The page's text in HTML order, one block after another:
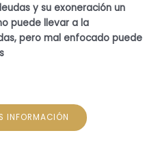
y su exoneración un
puede llevar a la
pero mal enfocado puede
INFORMACIÓN